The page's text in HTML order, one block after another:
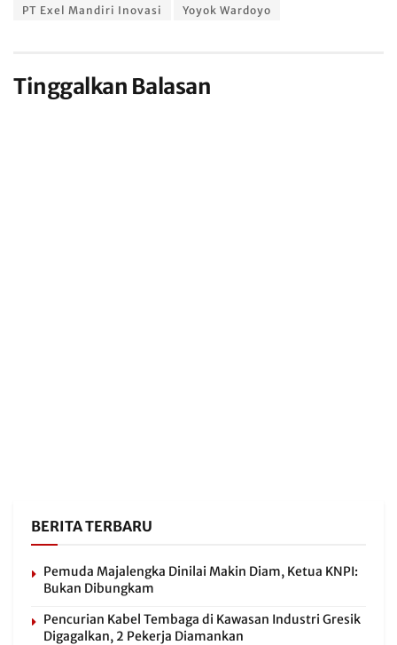
PT Exel Mandiri Inovasi
Yoyok Wardoyo
Tinggalkan Balasan
BERITA TERBARU
Pemuda Majalengka Dinilai Makin Diam, Ketua KNPI:
Bukan Dibungkam
Pencurian Kabel Tembaga di Kawasan Industri Gresik
Digagalkan, 2 Pekerja Diamankan